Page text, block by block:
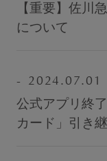
SEARCH
ブラジャー
【重要】佐川
について
2024.07.01
公式アプリ終
カード」引き